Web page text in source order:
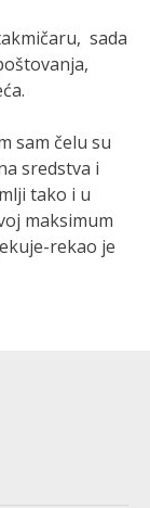
sada
sam čelu su
sredstva i
tako i u
maksimum
rekao je